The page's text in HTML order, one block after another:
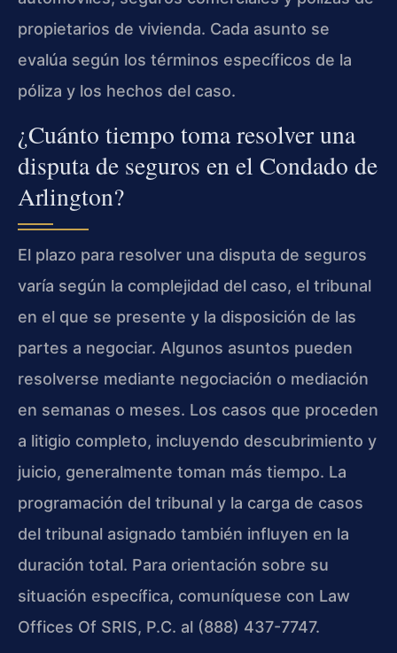
propietarios de vivienda. Cada asunto se
evalúa según los términos específicos de la
póliza y los hechos del caso.
¿Cuánto tiempo toma resolver una
disputa de seguros en el Condado de
Arlington?
El plazo para resolver una disputa de seguros
varía según la complejidad del caso, el tribunal
en el que se presente y la disposición de las
partes a negociar. Algunos asuntos pueden
resolverse mediante negociación o mediación
en semanas o meses. Los casos que proceden
a litigio completo, incluyendo descubrimiento y
juicio, generalmente toman más tiempo. La
programación del tribunal y la carga de casos
del tribunal asignado también influyen en la
duración total. Para orientación sobre su
situación específica, comuníquese con Law
Offices Of SRIS, P.C. al (888) 437-7747.